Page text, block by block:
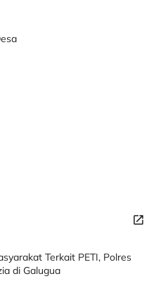
Terkait PETI, Polres
di Galugua